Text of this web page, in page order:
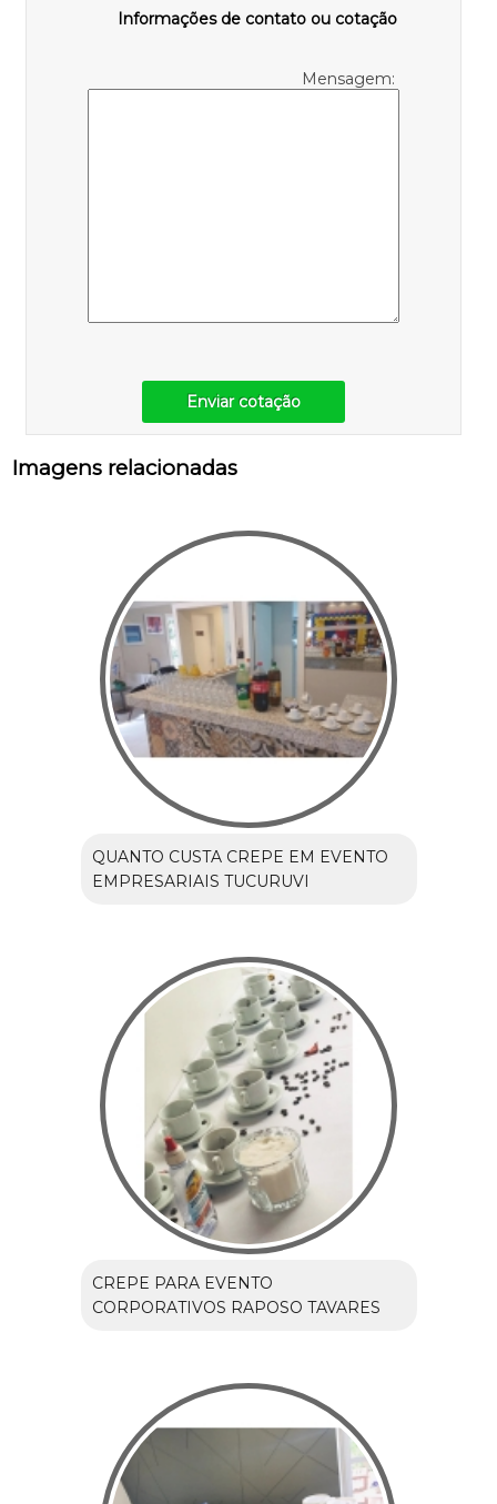
Informações de contato ou cotação
Mensagem:
Enviar cotação
Imagens relacionadas
QUANTO CUSTA CREPE EM EVENTO
EMPRESARIAIS TUCURUVI
CREPE PARA EVENTO
CORPORATIVOS RAPOSO TAVARES